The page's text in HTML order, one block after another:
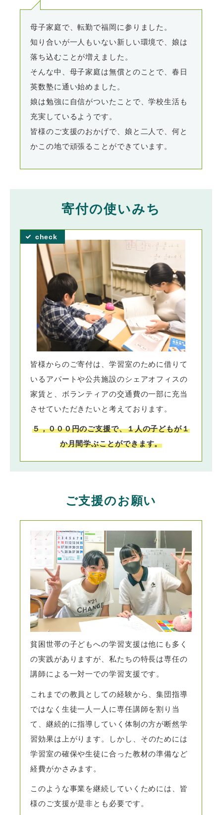
母子家庭で、転勤で福岡に参りました。
知り合いが一人もいない新しい環境で、娘は
落ち込むことが増えました。
そんな中、母子家庭は無償とのことで、春日
英数塾に通い始めました。
娘は勉強に自信がついたことで、学校生活も
充実しているようです。
皆様のご支援のおかげで、娘と二人で、何と
かこの地で頑張ることができています。
寄付の使いみち
皆様からのご寄付は、学習室のために借りて
いるアパートや公共施設のシェアオフィスの
家賃と、ボランティアの交通費の一部に充当
させていただきたいと考えております。
５，０００円のご支援で、１人の子どもが１
か月間学ぶことができます。
ご支援のお願い
貧困世帯の子どもへの学習支援は他にも多く
の実践がありますが、私たちの特長は専任の
講師による一対一での学習支援です。
これまでの教員としての経験から、集団指導
ではなく生徒一人一人に専任講師を割り当
て、継続的に指導していく体制の方が断然学
習効果は上がります。しかし、 そのためには
学習室の確保や生徒に合った教材の準備など
経費がかさみます。
このような事業を継続していくためには、皆
様のご支援が是非とも必要です。